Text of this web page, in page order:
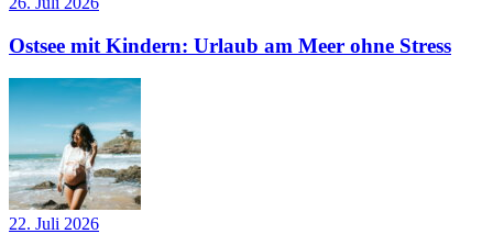
Ostsee mit Kindern: Urlaub am Meer ohne Stress
22. Juli 2026